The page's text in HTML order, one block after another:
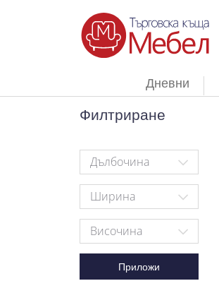
Дневни
Филтриране
Дълбочина
Ширина
Височина
Приложи